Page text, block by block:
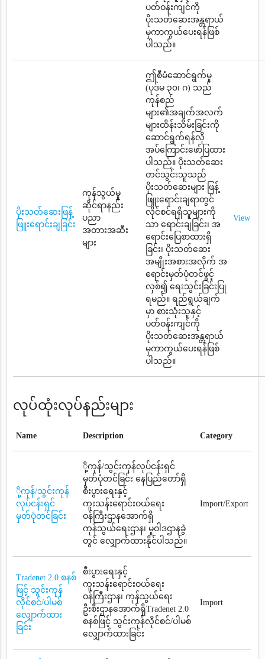
ပတ်ဝန်းကျင်ကို
ပိုးသတ်ဆေးအန္တရာယ်
မှကာကွယ်ပေးရန်ဖြစ်
ပါသည်။
ပိုးသတ်ဆေးဖြန့်
ဖြူးရောင်းချခြင်း
ကုန်သွယ်မှု
ဆိုင်ရာနည်း
ပညာ
အတားအဆီး
များ
ဤစီမံဆောင်ရွက်မှု
(ပုဒ်မ ၃၀၊ ဂ) သည်
ကုန်စည်
များ၏အချက်အလက်
များထိန်းသိမ်းခြင်းကို
ဆောင်ရွက်ရန်လို
အပ်ကြောင်းဖော်ပြထား
ပါသည်။ ပိုးသတ်ဆေး
တင်သွင်းသူသည်
ပိုးသတ်ဆေးများ ဖြန့်
ဖြူးရောင်းချရာတွင်
လိုင်စင်ရရှိသူများကို
သာ ရောင်းချခြင်း၊ အ
ရောင်းပြေစာထားရှိ
ခြင်း၊ ပိုးသတ်ဆေး
အမျိုးအစားအလိုက် အ
ရောင်းမှတ်ပုံတင်ဖွင့်
လှစ်၍ ရေးသွင်းခြင်းပြု
ရမည်။ ရည်ရွယ်ချက်
မှာ စားသုံးသူနှင့်
ပတ်ဝန်းကျင်ကို
ပိုးသတ်ဆေးအန္တရာယ်
မှကာကွယ်ပေးရန်ဖြစ်
ပါသည်။
View
လုပ်ထုံးလုပ်နည်းများ
Name Description Category
ို့ကုန်/သွင်းကုန်
လုပ်ငန်းရှင်
မှတ်ပုံတင်ခြင်း
ို့ကုန်/သွင်းကုန်လုပ်ငန်းရှင်
မှတ်ပုံတင်ခြင်း နေပြည်တော်ရှိ
စီးပွားရေးနှင့်
ကူးသန်းရောင်းဝယ်ရေး
ဝန်ကြီးဌာနအောက်ရှိ
ကုန်သွယ်ရေးဌာန၊ မူဝါဒဌာနခွဲ
တွင် လျှောက်ထားနိုင်ပါသည်။
Import/Export
Tradenet 2.0 စနစ်
ဖြင့် သွင်းကုန်
လိုင်စင်/ပါမစ်
လျှောက်ထား
ခြင်း
စီးပွားရေးနှင့်
ကူးသန်းရောင်းဝယ်ရေး
ဝန်ကြီးဌာန၊ ကုန်သွယ်ရေး
ဦးစီးဌာနအောက်ရှိTradenet 2.0
စနစ်ဖြင့် သွင်းကုန်လိုင်စင်/ပါမစ်
လျှောက်ထားခြင်း
Import